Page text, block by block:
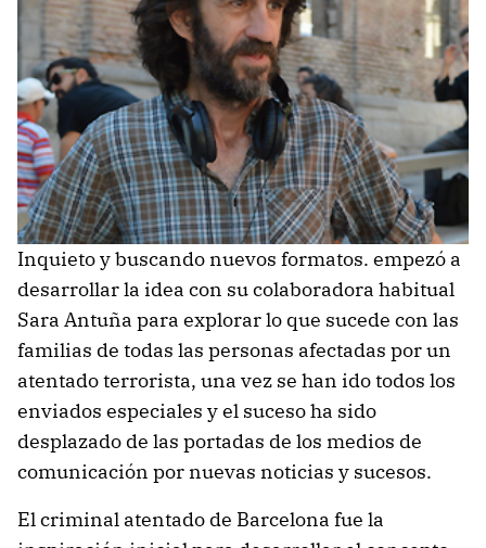
Inquieto y buscando nuevos formatos. empezó a
desarrollar la idea con su colaboradora habitual
Sara Antuña para explorar lo que sucede con las
familias de todas las personas afectadas por un
atentado terrorista, una vez se han ido todos los
enviados especiales y el suceso ha sido
desplazado de las portadas de los medios de
comunicación por nuevas noticias y sucesos.
El criminal atentado de Barcelona fue la